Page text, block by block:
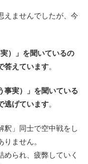
えませんでしたが、今
）」を聞いているの
答えています。
事実）」を聞いている
逃げています。
釈」同士で空中戦をし
ません。
められ、疲弊していく